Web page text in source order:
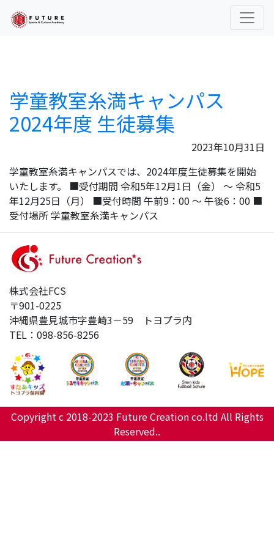
学童教室糸満キャンパス
学童教室糸満キャンパス
2024年度 生徒募集
2023年10月31日
学童教室糸満キャンパスでは、2024年度生徒募集を開始
いたします。 ■受付期間 令和5年12月1日（金） ～ 令和5
年12月25日（月） ■受付時間 午前9：00 ～ 午後6：00 ■
受付場所 学童教室糸満キャンパス
株式会社FCS
〒901-0225
沖縄県豊見城市字豊崎3－59 トヨプラ内
TEL：098-856-8256
Copyright c 2018-2023 Future Creation co.ltd All Rights
Reserved..